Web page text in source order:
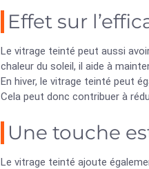
Effet sur
Le vitrage teinté peut aussi
chaleur du soleil, il aide à
En hiver, le vitrage teinté peut
Cela peut donc contribuer à
Une touche
Le vitrage teinté ajoute